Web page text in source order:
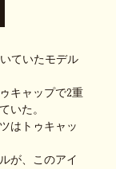
ていたモデル
キャップで2重
いた。
はトゥキャッ
が、このアイ